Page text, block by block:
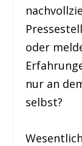
oder
nur an
selbst?